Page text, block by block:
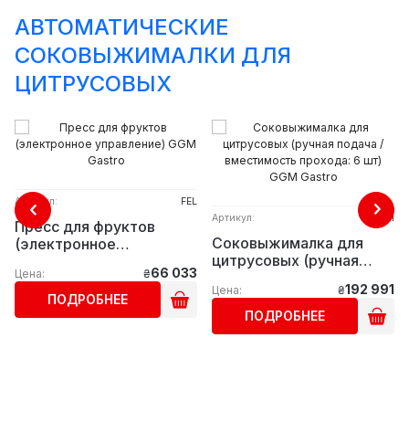
АВТОМАТИЧЕСКИЕ
СОКОВЫЖИМАЛКИ ДЛЯ
ЦИТРУСОВЫХ
Артикул: FEL
Пресс для фруктов
(электронное
Цена: ₴66 033
ПОДРОБНЕЕ
Артикул: OMZ1
Соковыжималка для
цитрусовых (ручная
прохода: 6 шт) GGM
Gastro
Цена: ₴192 991
ПОДРОБНЕЕ